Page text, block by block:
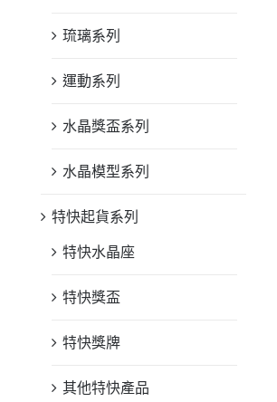
琉璃系列
運動系列
水晶獎盃系列
水晶模型系列
特快起貨系列
特快水晶座
特快獎盃
特快獎牌
其他特快產品